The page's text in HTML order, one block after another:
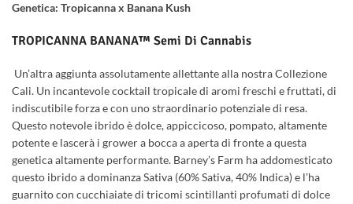
Genetica: Tropicanna x Banana Kush
TROPICANNA BANANA™ Semi Di Cannabis
Un’altra aggiunta assolutamente allettante alla nostra Collezione
Cali. Un incantevole cocktail tropicale di aromi freschi e fruttati, di
indiscutibile forza e con uno straordinario potenziale di resa.
Questo notevole ibrido è dolce, appiccicoso, pompato, altamente
potente e lascerà i grower a bocca a aperta di fronte a questa
genetica altamente performante. Barney’s Farm ha addomesticato
questo ibrido a dominanza Sativa (60% Sativa, 40% Indica) e l’ha
guarnito con cucchiaiate di tricomi scintillanti profumati di dolce